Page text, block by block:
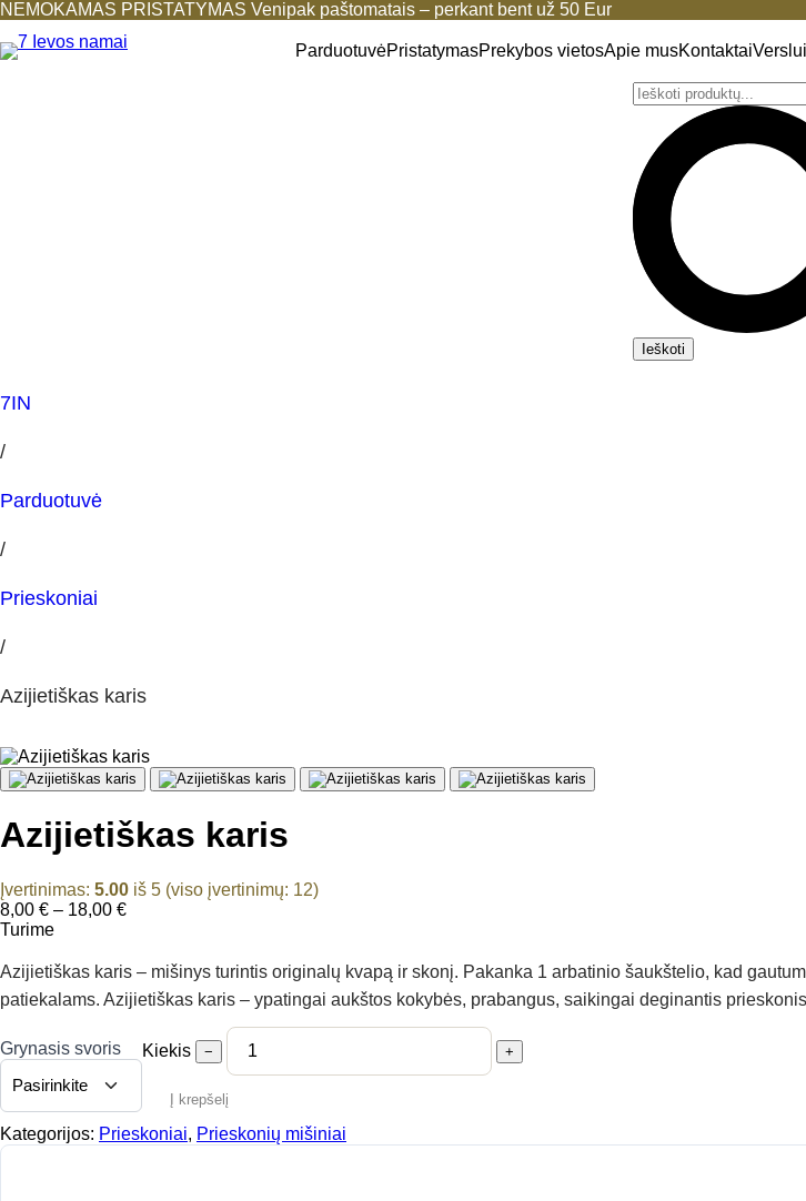
NEMOKAMAS PRISTATYMAS Venipak paštomatais – perkant bent už 50 Eur
ParduotuvėPristatymasPrekybos vietosApie musKontaktaiVerslui
Ieškoti
7IN
/
Parduotuvė
/
Prieskoniai
/
Azijietiškas karis
Azijietiškas karis
Įvertinimas: 5.00 iš 5 (viso įvertinimų: 12)
8,00 € – 18,00 €Price
through
18,00 €
Turime
Azijietiškas karis – mišinys turintis originalų kvapą ir skonį. Pakanka 1 arbatinio šaukštelio, kad
patiekalams. Azijietiškas karis – ypatingai aukštos kokybės, prabangus, saikingai deginantis
Grynasis svoris Kiekis − +
Į krepšelį
Kategorijos: Prieskoniai, Prieskonių mišiniai